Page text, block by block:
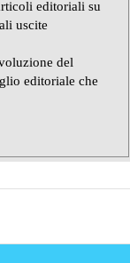
editoriali su
uscite
del
editoriale che